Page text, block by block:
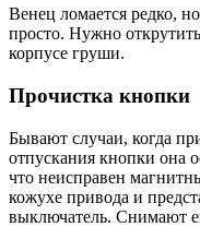
Венец ломается редко,
просто. Нужно
корпусе груши.
Прочистка кнопки
Бывают случаи, когда
отпускания кнопки она
что неисправен
кожухе привода и
выключатель. Снимают